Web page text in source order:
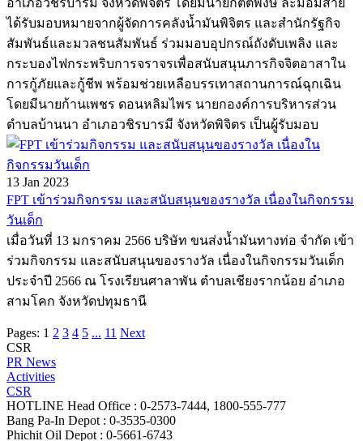
ได้รับมอบหมายจากผู้จัดการคลังน้ำมันพิจิตร และสำนักรัฐกิจ
สัมพันธ์และมวลชนสัมพันธ์ ร่วมมอบอุปกรณ์ถังดับเพลิง และ
กระบองไฟกระพริบการจราจรเพื่อสนับสนุนภารกิจจิตอาสาใน
การกู้ภัยและกู้ชีพ พร้อมช่วยเหลือบรรเทาสถานการณ์ฉุกเฉิน
โดยมีนายก้านเพชร ดอนหลิมไพร นายกองค์การบริหารส่วน
ตำบลบ้านนา อำเภอวชิรบารมี จังหวัดพิจิตร เป็นผู้รับมอบ
13 Jan 2023
FPT เข้าร่วมกิจกรรม และสนับสนุนของรางวัล เนื่องในกิจกรรม
วันเด็ก
เมื่อวันที่ 13 มกราคม 2566 บริษัท ขนส่งน้ำมันทางท่อ จำกัด เข้า
ร่วมกิจกรรม และสนับสนุนของรางวัล เนื่องในกิจกรรมวันเด็ก
ประจำปี 2566 ณ โรงเรียนศาลาพัน ตำบลเชียงรากน้อย อำเภอ
สามโคก จังหวัดปทุมธานี
Pages: 1 2 3 4 5 ... 11 Next
CSR
PR News
Activities
CSR
HOTLINE Head Office : 0-2573-7444, 1800-555-777
Bang Pa-In Depot : 0-3535-0300
Phichit Oil Depot : 0-5661-6743